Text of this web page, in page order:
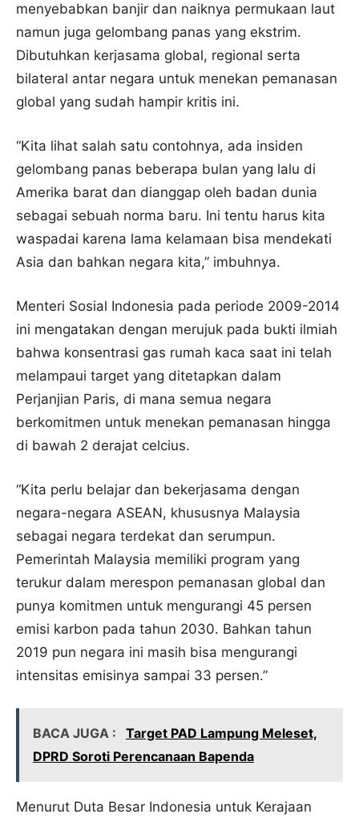
menyebabkan banjir dan naiknya permukaan laut
namun juga gelombang panas yang ekstrim.
Dibutuhkan kerjasama global, regional serta
bilateral antar negara untuk menekan pemanasan
global yang sudah hampir kritis ini.
“Kita lihat salah satu contohnya, ada insiden
gelombang panas beberapa bulan yang lalu di
Amerika barat dan dianggap oleh badan dunia
sebagai sebuah norma baru. Ini tentu harus kita
waspadai karena lama kelamaan bisa mendekati
Asia dan bahkan negara kita,” imbuhnya.
Menteri Sosial Indonesia pada periode 2009-2014
ini mengatakan dengan merujuk pada bukti ilmiah
bahwa konsentrasi gas rumah kaca saat ini telah
melampaui target yang ditetapkan dalam
Perjanjian Paris, di mana semua negara
berkomitmen untuk menekan pemanasan hingga
di bawah 2 derajat celcius.
“Kita perlu belajar dan bekerjasama dengan
negara-negara ASEAN, khususnya Malaysia
sebagai negara terdekat dan serumpun.
Pemerintah Malaysia memiliki program yang
terukur dalam merespon pemanasan global dan
punya komitmen untuk mengurangi 45 persen
emisi karbon pada tahun 2030. Bahkan tahun
2019 pun negara ini masih bisa mengurangi
intensitas emisinya sampai 33 persen.”
BACA JUGA :
Target PAD Lampung Meleset,
DPRD Soroti Perencanaan Bapenda
Menurut Duta Besar Indonesia untuk Kerajaan